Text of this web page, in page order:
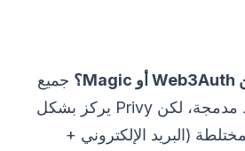
جميع
الثلاثة يقدمون محافظ مدمجة، لكن Privy يركز بشكل
(البريد الإلكتروني +